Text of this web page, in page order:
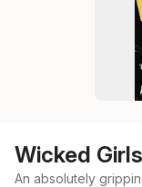
Wicked Girls
An absolutely